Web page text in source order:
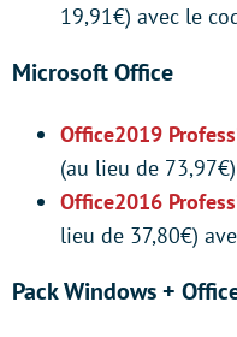
19,91€) avec le
Microsoft Office
Office2019
(au lieu de
Office2016
lieu de 37,80€)
Pack Windows +